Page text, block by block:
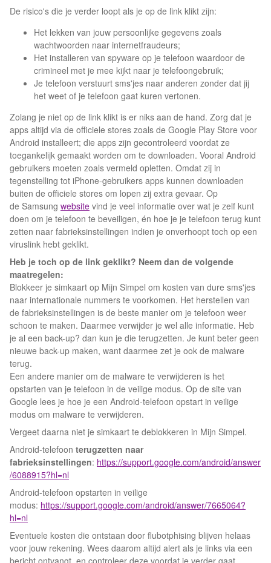
De risico's die je verder loopt als je op de link klikt zijn:
Het lekken van jouw persoonlijke gegevens zoals
wachtwoorden naar internetfraudeurs;
Het installeren van spyware op je telefoon waardoor de
crimineel met je mee kijkt naar je telefoongebruik;
Je telefoon verstuurt sms'jes naar anderen zonder dat jij
het weet of je telefoon gaat kuren vertonen.
Zolang je niet op de link klikt is er niks aan de hand. Zorg dat je
apps altijd via de officiele stores zoals de Google Play Store voor
Android installeert; die apps zijn gecontroleerd voordat ze
toegankelijk gemaakt worden om te downloaden. Vooral Android
gebruikers moeten zoals vermeld opletten. Omdat zij in
tegenstelling tot iPhone-gebruikers apps kunnen downloaden
buiten de officiele stores om lopen zij extra gevaar. Op
de Samsung website vind je veel informatie over wat je zelf kunt
doen om je telefoon te beveiligen, én hoe je je telefoon terug kunt
zetten naar fabrieksinstellingen indien je onverhoopt toch op een
viruslink hebt geklikt.
Heb je toch op de link geklikt? Neem dan de volgende
maatregelen:
Blokkeer je simkaart op Mijn Simpel om kosten van dure sms'jes
naar internationale nummers te voorkomen. Het herstellen van
de fabrieksinstellingen is de beste manier om je telefoon weer
schoon te maken. Daarmee verwijder je wel alle informatie. Heb
je al een back-up? dan kun je die terugzetten. Je kunt beter geen
nieuwe back-up maken, want daarmee zet je ook de malware
terug.
Een andere manier om de malware te verwijderen is het
opstarten van je telefoon in de veilige modus. Op de site van
Google lees je hoe je een Android-telefoon opstart in veilige
modus om malware te verwijderen.
Vergeet daarna niet je simkaart te deblokkeren in Mijn Simpel.
Android-telefoon terugzetten naar
fabrieksinstellingen: https://support.google.com/android/answer
/6088915?hl=nl
Android-telefoon opstarten in veilige
modus: https://support.google.com/android/answer/7665064?
hl=nl
Eventuele kosten die ontstaan door flubotphising blijven helaas
voor jouw rekening. Wees daarom altijd alert als je links via een
bericht ontvangt, en controleer deze voordat je verder gaat.